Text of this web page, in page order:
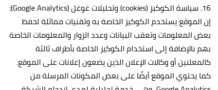
16. سياسة الكوكيز (cookies) وتحليلات غوغل (Google Analytics):
إن الموقع يستخدم الكوكيز الخاصة به وتقنيات مماثلة لحفظ
بعض المعلومات وتعقب البيانات وعدد الزوار والمعلومات الخاصة
بهم بالإضافة إلى استخدام الكوكيز الخاصة بأطراف ثالثة
كالمعلنين أو وكالات الإعلان الذين يضعون إعلانات على الموقع.
كما يحتوي الموقع أيضًا على بعض المكونات المرسلة من